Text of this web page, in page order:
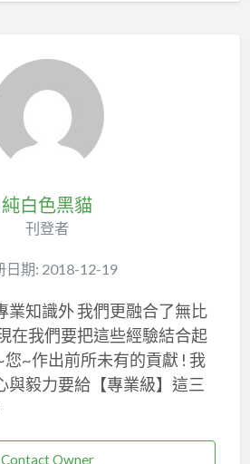
純白色黑貓
刊登者
日期: 2018-12-19
業知識外 我們更融合了無比
在我們要把這些經驗結合起
~作出前所未有的貢獻 ! 我
與毅力要給【專業級】這三
Contact Owner